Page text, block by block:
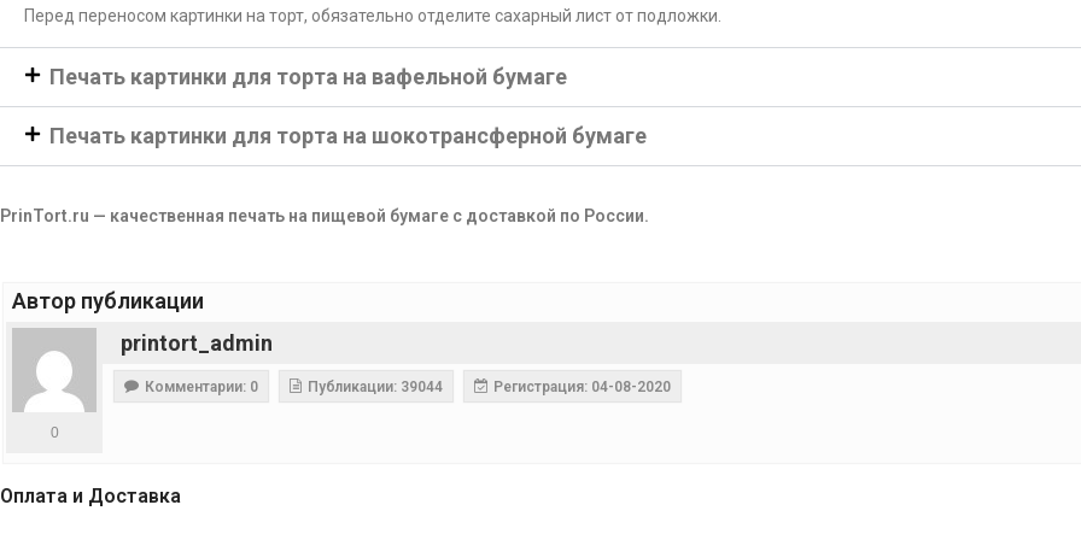
Перед переносом картинки на торт, обязательно отделите сахарный лист от подложки.
Печать картинки для торта на вафельной бумаге
Печать картинки для торта на шокотрансферной бумаге
PrinTort.ru — качественная печать на пищевой бумаге с доставкой по России.
Автор публикации
printort_admin
0
Комментарии: 0 Публикации: 39044 Регистрация: 04-08-2020
Оплата и Доставка